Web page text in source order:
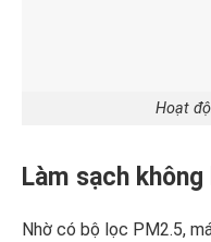
Hoạt
Làm sạch
Nhờ có bộ lọc PM2.5,